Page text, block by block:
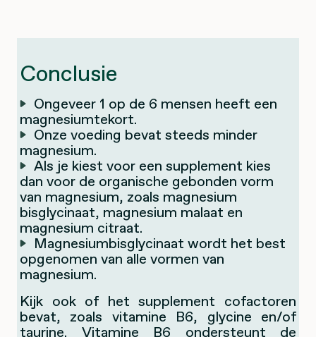
Conclusie
Ongeveer 1 op de 6 mensen heeft een
magnesiumtekort.
Onze voeding bevat steeds minder
magnesium.
Als je kiest voor een supplement kies
dan voor de organische gebonden vorm
van magnesium, zoals magnesium
bisglycinaat, magnesium malaat en
magnesium citraat.
Magnesiumbisglycinaat wordt het best
opgenomen van alle vormen van
magnesium.
Kijk ook of het supplement cofactoren
bevat, zoals vitamine B6, glycine en/of
taurine. Vitamine B6 ondersteunt de